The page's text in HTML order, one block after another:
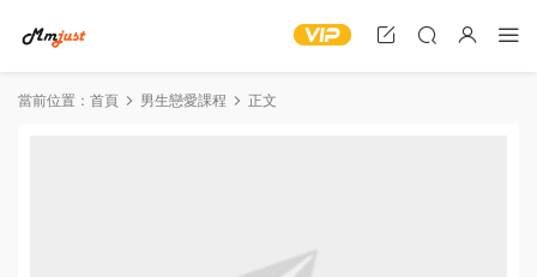
當前位置： 首頁 男生戀愛課程 正文